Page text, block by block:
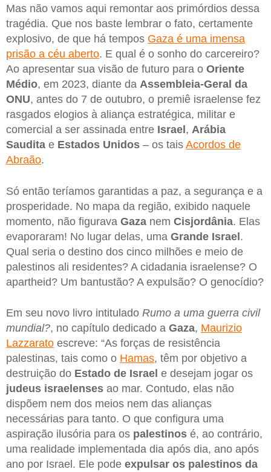
Mas não vamos aqui remontar aos primórdios dessa
tragédia. Que nos baste lembrar o fato, certamente
explosivo, de que há tempos Gaza é uma imensa
prisão a céu aberto. E qual é o sonho do carcereiro?
Ao apresentar sua visão de futuro para o Oriente
Médio, em 2023, diante da Assembleia-Geral da
ONU, antes do 7 de outubro, o premiê israelense fez
rasgados elogios à aliança estratégica, militar e
comercial a ser assinada entre Israel , Arábia
Saudita e Estados Unidos – os tais Acordos de
Abraão.
Só então teríamos garantidas a paz, a segurança e a
prosperidade. No mapa da região, exibido naquele
momento, não figurava Gaza nem Cisjordânia. Elas
evaporaram! No lugar delas, uma Grande Israel.
Qual seria o destino dos cinco milhões e meio de
palestinos ali residentes? A cidadania israelense? O
apartheid? Um bantustão? A expulsão? O genocídio?
Em seu novo livro intitulado Rumo a uma guerra civil
mundial?, no capítulo dedicado a Gaza, Maurizio
Lazzarato escreve: “As forças de resistência
palestinas, tais como o Hamas, têm por objetivo a
destruição do Estado de Israel e desejam jogar os
judeus israelenses ao mar. Contudo, elas não
dispõem nem dos meios nem das alianças
necessárias para tanto. O que configura uma
aspiração ilusória para os palestinos é, ao contrário,
uma realidade implementada dia após dia, ano após
ano por Israel. Ele pode expulsar os palestinos da